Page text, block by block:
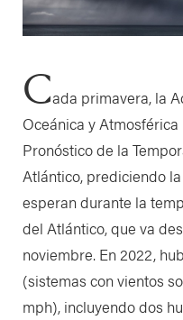
Cada primavera, la
Oceánica y
Pronóstico de la
Atlántico, prediciendo
esperan durante la
del Atlántico, que va
noviembre. En 2022,
(sistemas con vientos
mph), incluyendo dos